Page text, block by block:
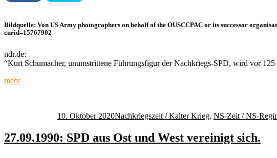
Bildquelle: Von US Army photographers on behalf of the OUSCCPAC or its successor
curid=15767902
ndr.de:
“Kurt Schumacher, unumstrittene Führungsfigur der Nachkriegs-SPD, wird vor
mehr
10. Oktober 2020Nachkriegszeit / Kalter Krieg, NS-Zeit / NS-
27.09.1990: SPD aus Ost und West vereinigt sich.